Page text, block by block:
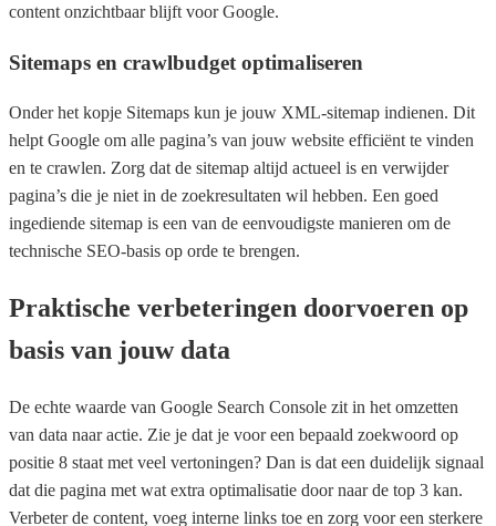
content onzichtbaar blijft voor Google.
Sitemaps en crawlbudget optimaliseren
Onder het kopje Sitemaps kun je jouw XML-sitemap indienen. Dit
helpt Google om alle pagina’s van jouw website efficiënt te vinden
en te crawlen. Zorg dat de sitemap altijd actueel is en verwijder
pagina’s die je niet in de zoekresultaten wil hebben. Een goed
ingediende sitemap is een van de eenvoudigste manieren om de
technische SEO-basis op orde te brengen.
Praktische verbeteringen doorvoeren op
basis van jouw data
De echte waarde van Google Search Console zit in het omzetten
van data naar actie. Zie je dat je voor een bepaald zoekwoord op
positie 8 staat met veel vertoningen? Dan is dat een duidelijk signaal
dat die pagina met wat extra optimalisatie door naar de top 3 kan.
Verbeter de content, voeg interne links toe en zorg voor een sterkere